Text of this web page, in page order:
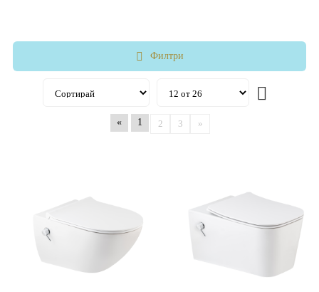
Филтри
« 1 2 3 »